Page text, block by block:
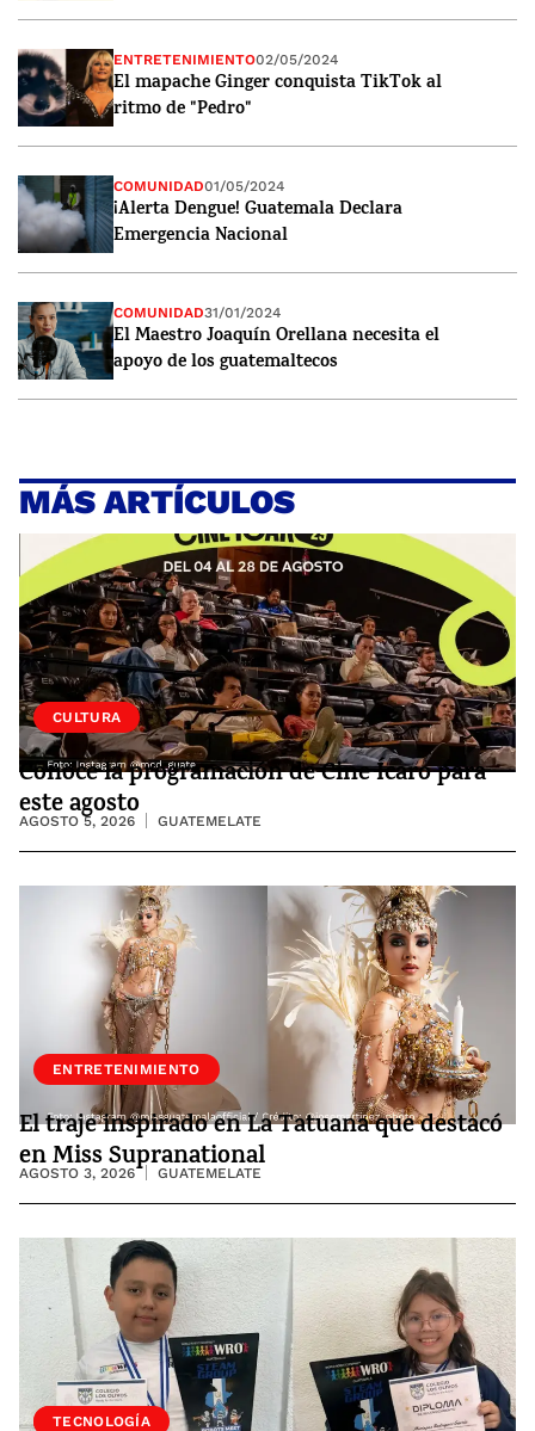
ENTRETENIMIENTO02/05/2024
El mapache Ginger conquista TikTok al
ritmo de "Pedro"
COMUNIDAD01/05/2024
¡Alerta Dengue! Guatemala Declara
Emergencia Nacional
COMUNIDAD31/01/2024
El Maestro Joaquín Orellana necesita el
apoyo de los guatemaltecos
MÁS ARTÍCULOS
CULTURA
Conoce la programación de Cine Ícaro para
este agosto
AGOSTO 5, 2026 GUATEMELATE
ENTRETENIMIENTO
El traje inspirado en La Tatuana que destacó
en Miss Supranational
AGOSTO 3, 2026 GUATEMELATE
SOCIEDAD
TECNOLOGÍA